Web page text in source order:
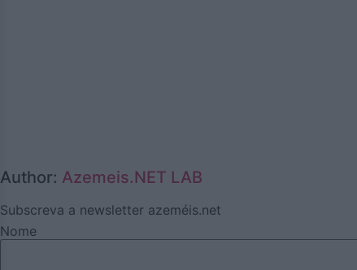
Author: Azemeis.NET LAB
Subscreva a newsletter azeméis.net
Nome